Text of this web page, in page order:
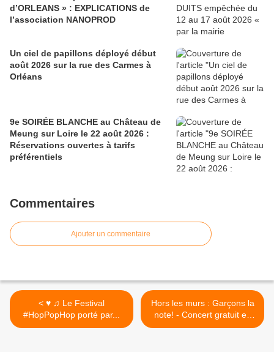
d’ORLEANS » : EXPLICATIONS de
l’association NANOPROD
Un ciel de papillons déployé début
août 2026 sur la rue des Carmes à
Orléans
9e SOIRÉE BLANCHE au Château de
Meung sur Loire le 22 août 2026 :
Réservations ouvertes à tarifs
préférentiels
Commentaires
Ajouter un commentaire
< ♥ ♫ Le Festival
#HopPopHop porté par...
Hors les murs : Garçons la
note! - Concert gratuit en
déambulation au centre-